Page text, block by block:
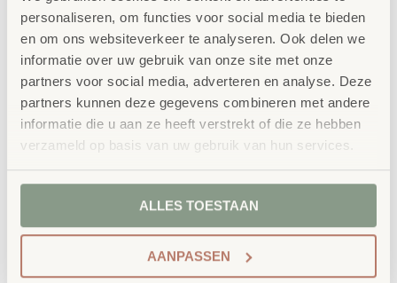
personaliseren, om functies voor social media te bieden
en om ons websiteverkeer te analyseren. Ook delen we
informatie over uw gebruik van onze site met onze
partners voor social media, adverteren en analyse. Deze
partners kunnen deze gegevens combineren met andere
informatie die u aan ze heeft verstrekt of die ze hebben
verzameld op basis van uw gebruik van hun services.
ALLES TOESTAAN
AANPASSEN
Gerelateerde
producten